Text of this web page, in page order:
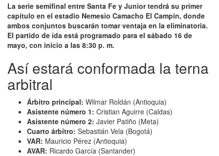
La serie semifinal entre Santa Fe y Junior tendrá su primer
capítulo en el estadio Nemesio Camacho El Campín, donde
ambos conjuntos buscarán tomar ventaja en la eliminatoria.
El partido de ida está programado para el sábado 16 de
mayo, con inicio a las 8:30 p. m.
Así estará conformada la terna
arbitral
Árbitro principal: Wilmar Roldán (Antioquia)
Asistente número 1: Cristian Aguirre (Caldas)
Asistente número 2: Javier Patiño (Meta)
Cuarto árbitro: Sebastián Vela (Bogotá)
VAR: Mauricio Pérez (Antioquia)
AVAR: Ricardo García (Santander)